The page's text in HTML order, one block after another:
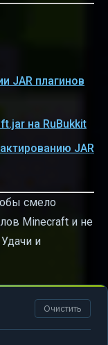
JAR плагинов
на RuBukkit
JAR
смело
Minecraft и не
и
Очистить